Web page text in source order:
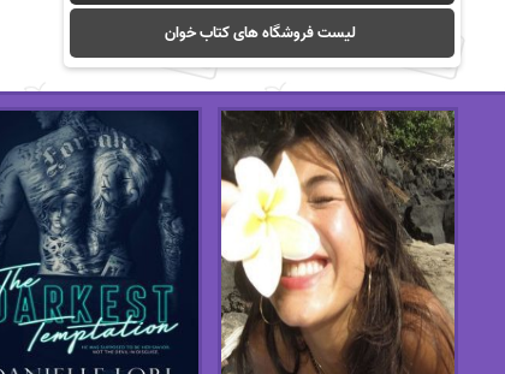
لیست فروشگاه های کتاب خوان